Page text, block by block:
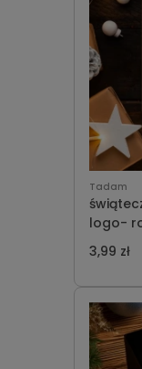
Tadam
3,99 zł